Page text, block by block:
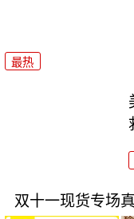
最热
双十一现货专场